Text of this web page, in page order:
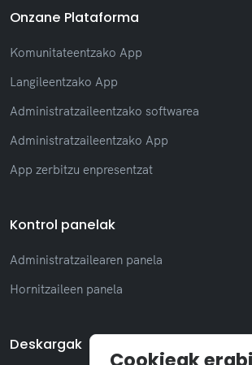
Onzane Plataforma
Komunitateentzako App
Langileentzako App
Administratzaileentzako softwarea
Administratzaileentzako App
App zerbitzu enpresentzat
Kontrol panelak
Administratzailearen panela
Hornitzaileen panela
Deskargak